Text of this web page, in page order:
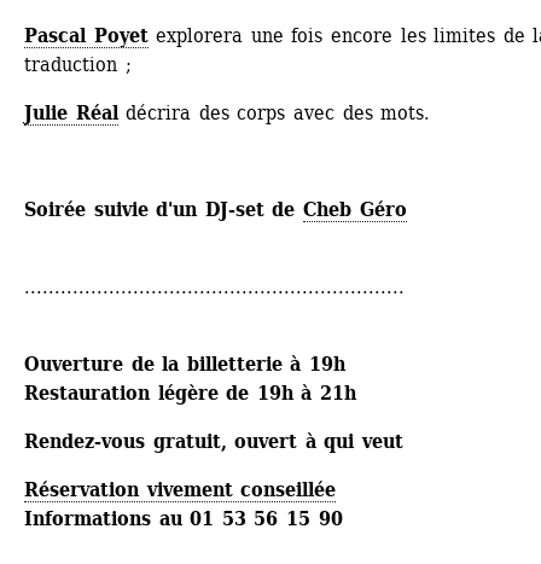
Pascal Poyetexplorera une fois encore les limites de
traduction ;
Julie Réal décrira des corps avec des mots.
Soirée suivie d'un DJ-set de Cheb Géro
...............................................................
Ouverture de la billetterie à 19h
Restauration légère de 19h à 21h
Rendez-vous gratuit, ouvert à qui veut
Réservation vivement conseillée
Informations au 01 53 56 15 90